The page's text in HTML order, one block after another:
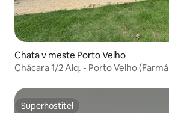
Chata v meste Porto Velho
Chácara 1/2 Alq. - Porto Velho
Superhostiteľ